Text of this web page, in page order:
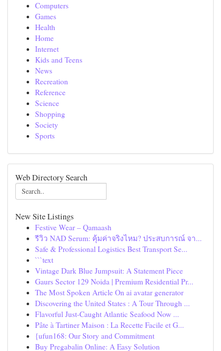
Computers
Games
Health
Home
Internet
Kids and Teens
News
Recreation
Reference
Science
Shopping
Society
Sports
Web Directory Search
New Site Listings
Festive Wear – Qamaash
รีวิว NAD Serum: คุ้มค่าจริงไหม? ประสบการณ์ จา...
Safe & Professional Logistics Best Transport Se...
```text
Vintage Dark Blue Jumpsuit: A Statement Piece
Gaurs Sector 129 Noida | Premium Residential Pr...
The Most Spoken Article On ai avatar generator
Discovering the United States : A Tour Through ...
Flavorful Just-Caught Atlantic Seafood Now ...
Pâte à Tartiner Maison : La Recette Facile et G...
{ufun168: Our Story and Commitment
Buy Pregabalin Online: A Easy Solution